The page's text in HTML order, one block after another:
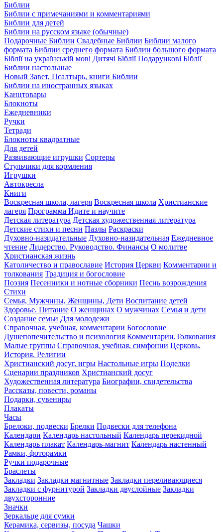
Библии
Библии с примечаниями и комментариями
Библии для детей
Библии на русском языке (обычные)
Подарочные Библии Свадебные Библии Библии малого
формата Библии среднего формата Библии большого формата
Біблії на українській мові Дитячі Біблії Подарункові Біблії
Библии настольные
Новый Завет, Псалтырь, книги Библии
Библии на иностранных языках
Канцтовары
Блокноты
Ежедневники
Ручки
Тетради
Блокноты квадратные
Для детей
Развивающие игрушки Сортеры
Стульчики для кормления
Игрушки
Автокресла
Книги
Воскресная школа, лагеря Воскресная школа Христианские
лагеря Программа Идите и научите
Детская литература Детская художественная литература
Детские стихи и песни Пазлы Раскраски
Духовно-назидательные Духовно-назидательная Ежедневное
чтение Лидерство. Руководство. Финансы О молитве
Христианская жизнь
Католичество и православие История Церкви Комментарии и
толкования Традиция и богословие
Поэзия Песенники и нотные сборники Песнь возрождения
Стихи
Семья, Мужчины, Женщины, Дети Воспитание детей
Здоровье. Питание О женщинах О мужчинах Семья и дети
Создание семьи Для молодежи
Справочная, учебная, комментарии Богословие
Душепопечительство и психология Комментарии.Толкования
Малые группы Справочная, учебная, симфонии Церковь.
История. Религии
Христианский досуг, игры Настольные игры Поделки
Сценарии праздников Христианский досуг
Художественная литература Биографии, свидетельства
Рассказы, повести, романы
Подарки, сувениры
Плакаты
Часы
Брелоки, подвески Брелки Подвески для телефона
Календари Календарь настольный Календарь перекидной
Календарь плакат Календарь-магнит Календарь настенный
Рамки, фоторамки
Ручки подарочные
Браслеты
Закладки Закладки магнитные Закладки переливающиеся
Закладки с фурнитурой Закладки двуслойные Закладки
двухсторонние
Значки
Зеркальце для сумки
Керамика, сервизы, посуда Чашки